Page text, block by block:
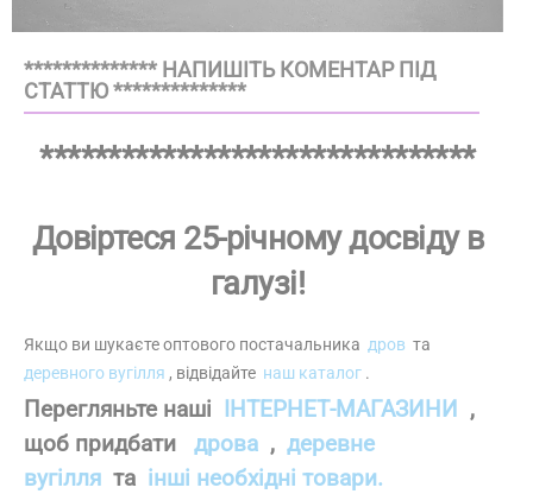
************** НАПИШІТЬ КОМЕНТАР ПІД
СТАТТЮ **************
********************************
Довіртеся 25-річному досвіду в
галузі!
Якщо ви шукаєте оптового постачальника дров та
деревного вугілля , відвідайте наш каталог .
Перегляньте наші ІНТЕРНЕТ-МАГАЗИНИ
,
щоб придбати дрова , деревне
вугілля та інші необхідні товари.